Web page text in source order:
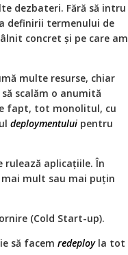
dezbateri. Fără să intru
definirii termenului de
concret şi pe care am
multe resurse, chiar
scalăm o anumită
fapt, tot monolitul, cu
deploymentului pentru
rulează aplicaţiile. În
mult sau mai puţin
(Cold Start-up).
să facem redeployla tot